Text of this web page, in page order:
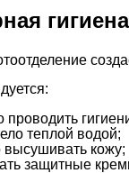
проводить
теплой водой;
высушивать кожу;
защитные